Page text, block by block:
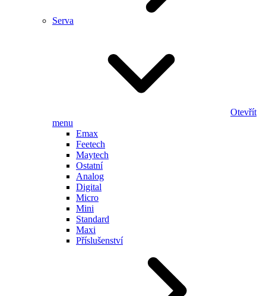
Serva
Otevřít
menu
Emax
Feetech
Maytech
Ostatní
Analog
Digital
Micro
Mini
Standard
Maxi
Příslušenství